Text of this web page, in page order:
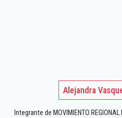
Alejandra
Integrante de MOVIMIENTO